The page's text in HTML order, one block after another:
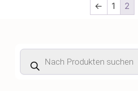
← 1 2
Products
search